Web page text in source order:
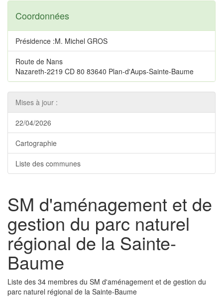
Coordonnées
Présidence :M. Michel GROS
Route de Nans
Nazareth-2219 CD 80 83640 Plan-d'Aups-Sainte-Baume
Mises à jour :
22/04/2026
Cartographie
Liste des communes
SM d'aménagement et de
gestion du parc naturel
régional de la Sainte-
Baume
Liste des 34 membres du SM d'aménagement et de gestion du
parc naturel régional de la Sainte-Baume